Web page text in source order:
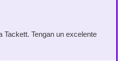
Tackett. Tengan un excelente